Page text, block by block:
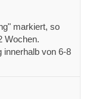
markiert, so
Wochen.
innerhalb von 6-8